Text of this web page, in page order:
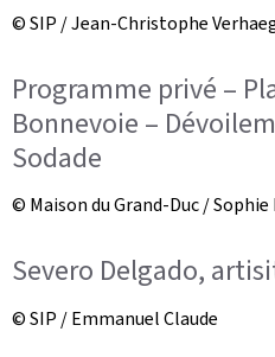
© SIP / Jean-Christophe
Programme privé –
Bonnevoie –
Sodade
© Maison du Grand-Duc / Sophie
Severo Delgado,
© SIP / Emmanuel Claude